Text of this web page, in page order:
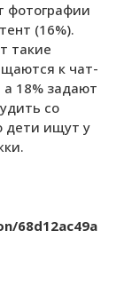
фотографии
(16%).
такие
к чат-
а 18% задают
со
дети ищут у
68d12ac49a